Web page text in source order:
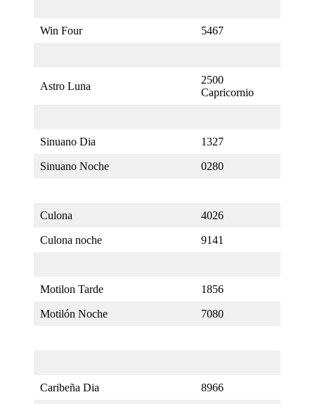
Win Four 5467
Astro Luna
2500
Capricornio
Sinuano Dia 1327
Sinuano Noche 0280
Culona 4026
Culona noche 9141
Motilon Tarde 1856
Motilón Noche 7080
Caribeña Dia 8966